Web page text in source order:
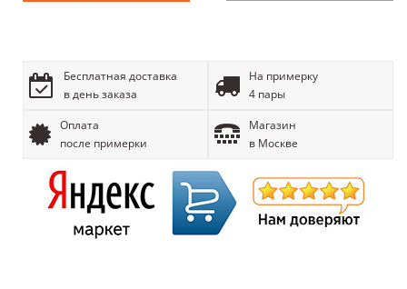
Бесплатная доставка
в день заказа
На примерку
4 пары
Оплата
после примерки
Магазин
в Москве